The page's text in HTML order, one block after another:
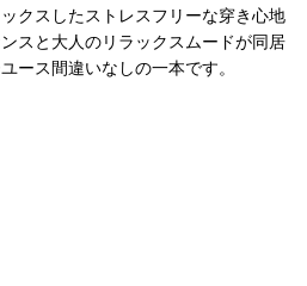
クスしたストレスフリーな穿き心地
スと大人のリラックスムードが同居
ース間違いなしの一本です。